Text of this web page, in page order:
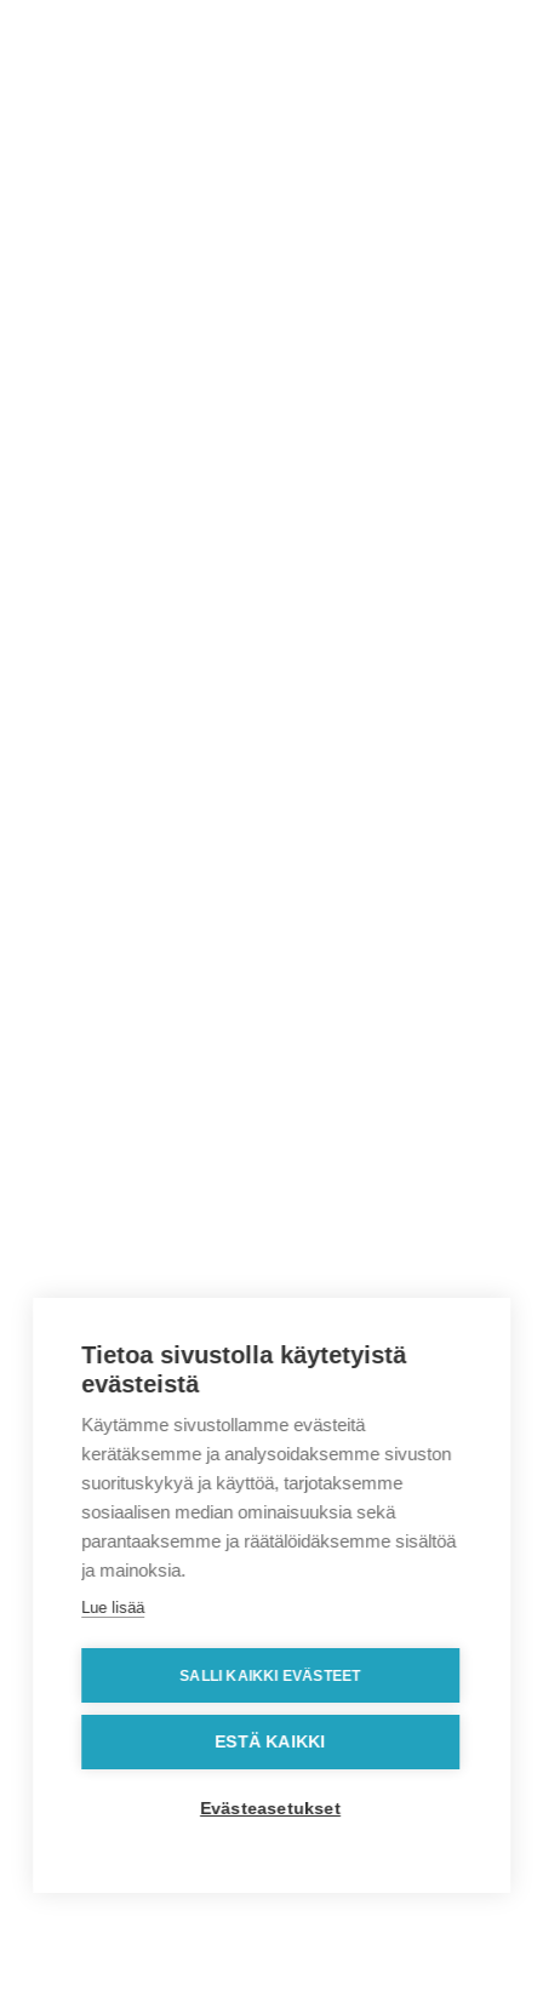
Tietoa sivustolla käytetyistä
evästeistä
Käytämme sivustollamme evästeitä
kerätäksemme ja analysoidaksemme sivuston
suorituskykyä ja käyttöä, tarjotaksemme
sosiaalisen median ominaisuuksia sekä
parantaaksemme ja räätälöidäksemme sisältöä
ja mainoksia.
Lue lisää
SALLI KAIKKI EVÄSTEET
ESTÄ KAIKKI
Evästeasetukset